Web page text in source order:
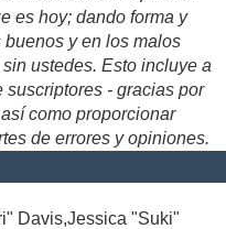
es hoy; dando forma y
y en los malos
ustedes. Esto incluye a
- gracias por
como proporcionar
de errores y opiniones.
Davis,Jessica "Suki"